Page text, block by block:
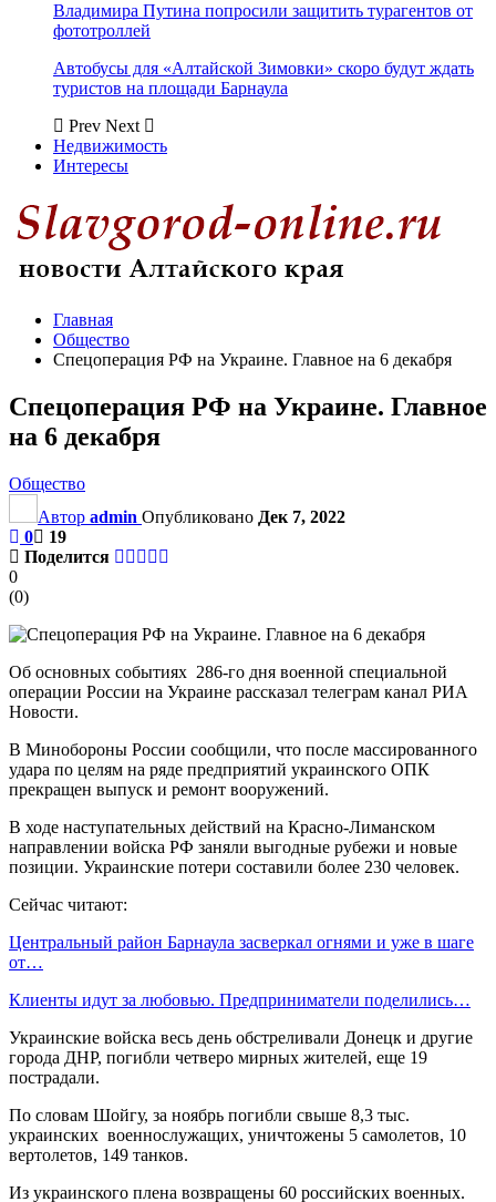
Владимира Путина попросили защитить турагентов от
фототроллей
Автобусы для «Алтайской Зимовки» скоро будут ждать
туристов на площади Барнаула
Prev Next
Недвижимость
Интересы
Главная
Общество
Спецоперация РФ на Украине. Главное на 6 декабря
Спецоперация РФ на Украине. Главное
на 6 декабря
Общество
Автор admin Опубликовано Дек 7, 2022
0
19
Поделится
0
(0)
Об основных событиях 286-го дня военной специальной
операции России на Украине рассказал телеграм канал РИА
Новости.
В Минобороны России сообщили, что после массированного
удара по целям на ряде предприятий украинского ОПК
прекращен выпуск и ремонт вооружений.
В ходе наступательных действий на Красно-Лиманском
направлении войска РФ заняли выгодные рубежи и новые
позиции. Украинские потери составили более 230 человек.
Сейчас читают:
Центральный район Барнаула засверкал огнями и уже в шаге
от…
Клиенты идут за любовью. Предприниматели поделились…
Украинские войска весь день обстреливали Донецк и другие
города ДНР, погибли четверо мирных жителей, еще 19
пострадали.
По словам Шойгу, за ноябрь погибли свыше 8,3 тыс.
украинских военнослужащих, уничтожены 5 самолетов, 10
вертолетов, 149 танков.
Из украинского плена возвращены 60 российских военных.